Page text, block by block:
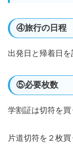
④旅行の日程
出発日と帰着日を
⑤必要枚数
学割証は切符を買
片道切符を２枚